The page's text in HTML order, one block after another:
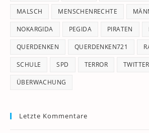
MALSCH MENSCHENRECHTE
NOKARGIDA PEGIDA PIRATEN
QUERDENKEN QUERDENKEN721
SCHULE SPD TERROR TWITTER
ÜBERWACHUNG
Letzte Kommentare